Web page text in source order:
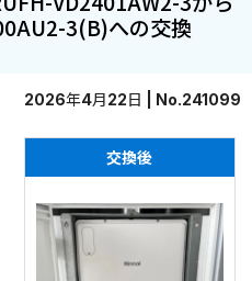
3(B)への交換
2026年4月22日 | No.241099
交換後